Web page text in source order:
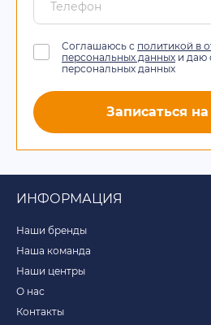
Соглашаюсь с политикой в
персональных данных и даю
персональных данных
Записаться
ИНФОРМАЦИЯ
Наши бренды
Наша команда
Наши центры
О нас
Контакты